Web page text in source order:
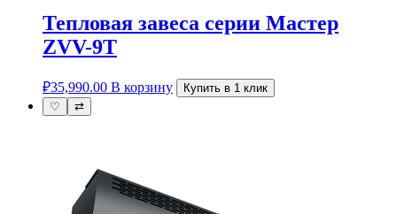
Тепловая завеса серии Мастер
ZVV-9T
₽35,990.00 В корзину
Купить в 1 клик
♡
⇄